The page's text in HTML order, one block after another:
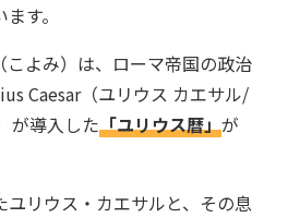
す。
よみ）は、ローマ帝国の政治
Caesar（ユリウス カエサル/
が導入した「ユリウス暦」が
ユリウス・カエサルと、その息